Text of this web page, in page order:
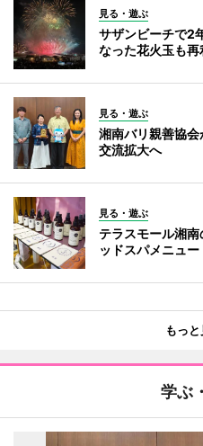
見る・遊ぶ
サザンビーチで2
なった花火玉も再
見る・遊ぶ
湘南バリ親善協
交流拡大へ
見る・遊ぶ
テラスモール湘
ッドスパメニュー
もっ
学ぶ